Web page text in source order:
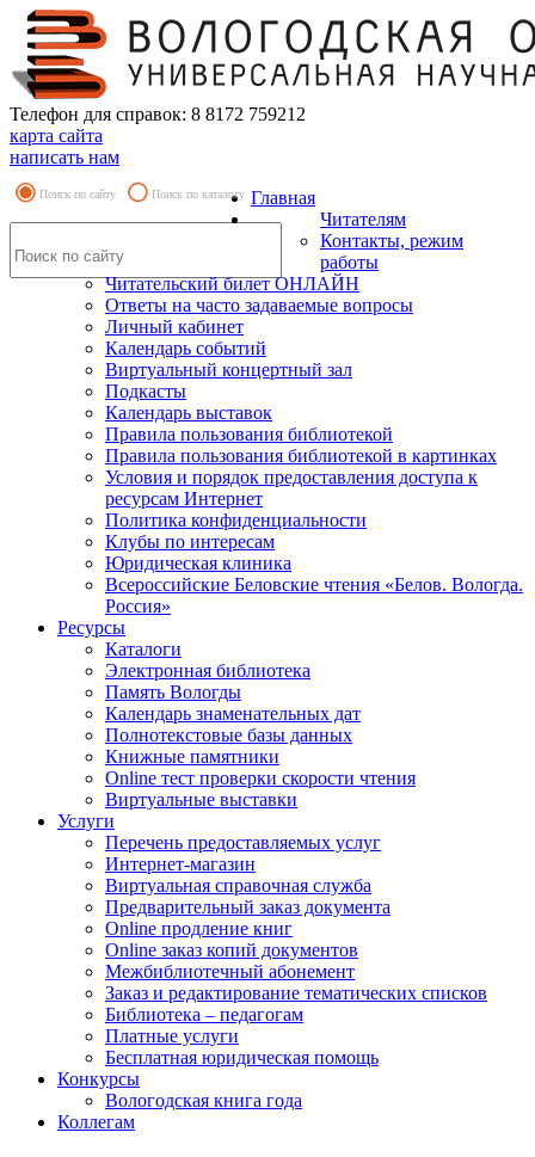
Телефон для справок: 8 8172 759212
карта сайта
написать нам
Поиск по сайту Поиск по каталогу Главная
Читателям
Контакты, режим
работы
Читательский билет ОНЛАЙН
Ответы на часто задаваемые вопросы
Личный кабинет
Календарь событий
Виртуальный концертный зал
Подкасты
Календарь выставок
Правила пользования библиотекой
Правила пользования библиотекой в картинках
Условия и порядок предоставления доступа к
ресурсам Интернет
Политика конфиденциальности
Клубы по интересам
Юридическая клиника
Всероссийские Беловские чтения «Белов. Вологда.
Россия»
Ресурсы
Каталоги
Электронная библиотека
Память Вологды
Календарь знаменательных дат
Полнотекстовые базы данных
Книжные памятники
Online тест проверки скорости чтения
Виртуальные выставки
Услуги
Перечень предоставляемых услуг
Интернет-магазин
Виртуальная справочная служба
Предварительный заказ документа
Online продление книг
Online заказ копий документов
Межбиблиотечный абонемент
Заказ и редактирование тематических списков
Библиотека – педагогам
Платные услуги
Бесплатная юридическая помощь
Конкурсы
Вологодская книга года
Коллегам